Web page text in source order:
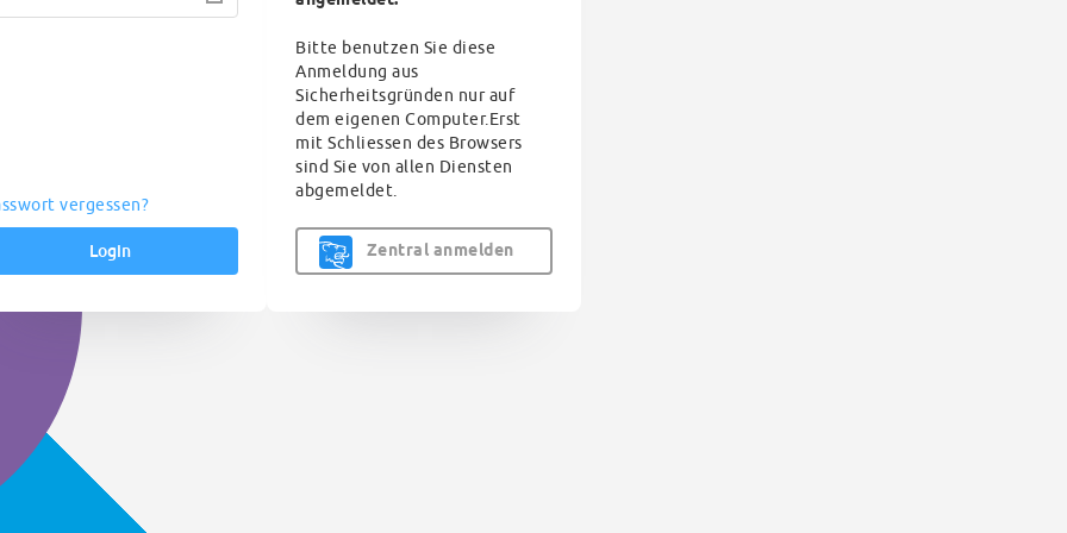
vergessen?
Login
Bitte benutzen Sie diese
Anmeldung aus
Sicherheitsgründen nur auf
dem eigenen Computer.Erst
mit Schliessen des Browsers
sind Sie von allen Diensten
abgemeldet.
Zentral anmelden